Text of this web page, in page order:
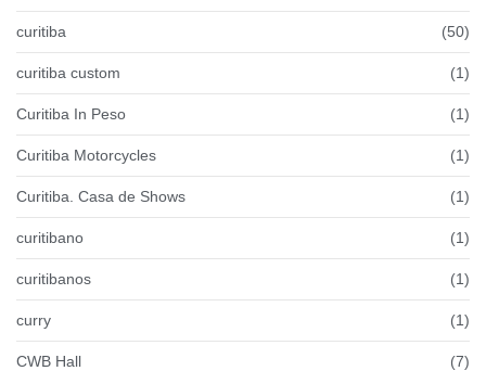
curitiba (50)
curitiba custom (1)
Curitiba In Peso (1)
Curitiba Motorcycles (1)
Curitiba. Casa de Shows (1)
curitibano (1)
curitibanos (1)
curry (1)
CWB Hall (7)